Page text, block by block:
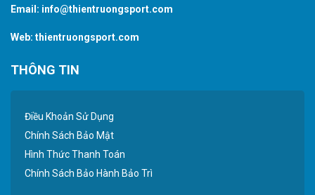
Email: info@thientruongsport.com
Web: thientruongsport.com
THÔNG TIN
Điều Khoản Sử Dụng
Chính Sách Bảo Mật
Hình Thức Thanh Toán
Chính Sách Bảo Hành Bảo Trì